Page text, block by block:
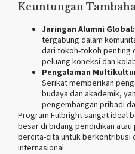
Keuntungan
Jaringan Alumni Global:
tergabung dalam
dari tokoh-tokoh penting
peluang koneksi dan
Pengalaman
Serikat memberikan
budaya dan akademik,
pengembangan pribadi
Program Fulbright sangat ideal
besar di bidang pendidikan
bercita-cita untuk berkontribusi
internasional.